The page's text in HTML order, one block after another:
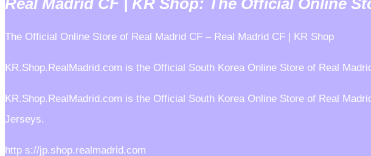
Real Madrid CF | KR Shop: The Official Online
The Official Online Store of Real Madrid CF – Real Madrid CF | KR Shop
KR.Shop.RealMadrid.com is the Official South Korea Online Store of Real
KR.Shop.RealMadrid.com is the Official South Korea Online Store of Real
Jerseys.
http s://jp.shop.realmadrid.com